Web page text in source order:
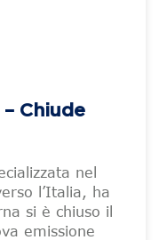
– Chiude
nel
l’Italia, ha
si è chiuso il
emissione